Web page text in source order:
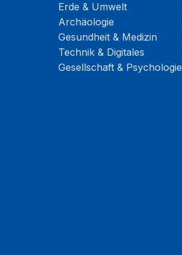
Erde & Umwelt
Archäologie
Gesundheit & Medizin
Technik & Digitales
Gesellschaft & Psychologie